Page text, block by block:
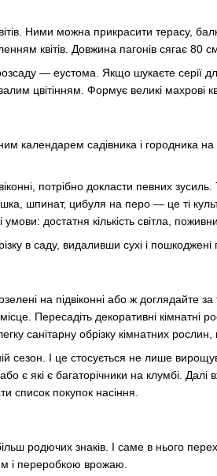
Ними можна прикрасити терасу,
квітів. Довжина пагонів сягає 80
— еустома. Якщо шукаєте серії
цвітінням. Формує великі махрові
календарем садівника і городника
потрібно докласти певних
шпинат, цибуля на перо — це ті
умови: достатня кількість світла,
в саду, видаливши сухі і пошкоджені
на підвіконні або ж доглядайте
Пересадіть декоративні
санітарну обрізку кімнатних рослин,
сезон. І це стосується не лише
є які є багаторічники на клумбі.
список покупок насіння.
родючих знаків. І саме в нього
і переробкою врожаю.